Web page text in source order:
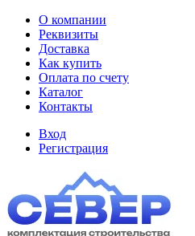
О компании
Реквизиты
Доставка
Как купить
Оплата по счету
Каталог
Контакты
Вход
Регистрация